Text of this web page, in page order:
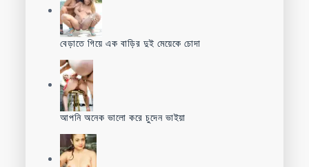
বেড়াতে গিয়ে এক বাড়ির দুই মেয়েকে চোদা
আপনি অনেক ভালো করে চুদেন ভাইয়া